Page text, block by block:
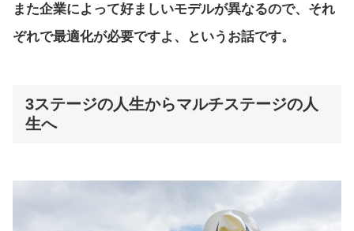
また企業によって好ましいモデルが異なるので、それ
ぞれで最適化が必要ですよ、というお話です。
3ステージの人生からマルチステージの人
生へ